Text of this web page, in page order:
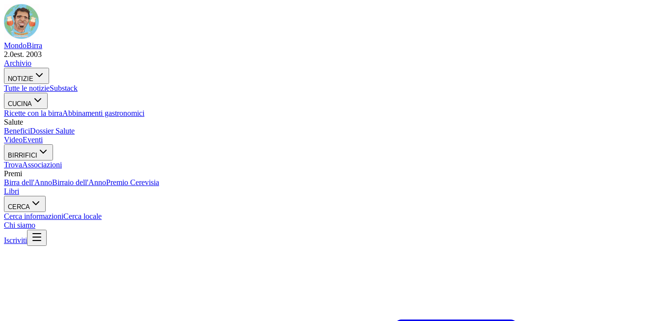
MondoBirra
2.0est. 2003
Archivio
NOTIZIE
Tutte le notizieSubstack
CUCINA
Ricette con la birraAbbinamenti gastronomici
Salute
BeneficiDossier Salute
VideoEventi
BIRRIFICI
TrovaAssociazioni
Premi
Birra dell'AnnoBirraio dell'AnnoPremio Cerevisia
Libri
CERCA
Cerca informazioniCerca locale
Chi siamo
Iscriviti